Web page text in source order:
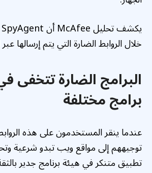
خلال الروابط الضارة التي يتم إرسالها
البرامج الضارة تتخفى
برامج مختلفة
عندما ينقر المستخدمون على هذه
توجيههم إلى مواقع ويب تبدو شرعية
تطبيق متنكر في هيئة برنامج جدير